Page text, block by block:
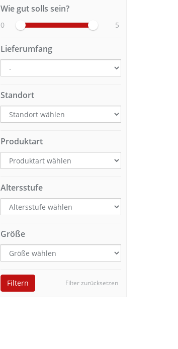
Wie gut solls sein?
0 5
Lieferumfang
Standort
Produktart
Altersstufe
Größe
Filter zurücksetzen
Filtern